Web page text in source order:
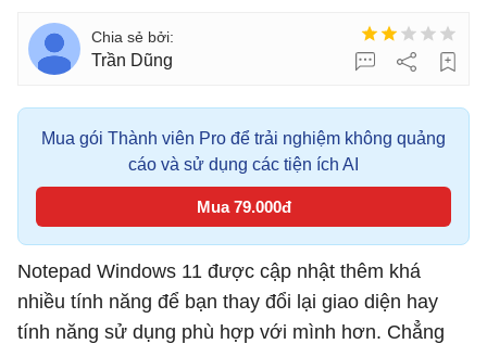
Trần Dũng
Mua gói Thành viên Pro để trải nghiệm không quảng
cáo và sử dụng các tiện ích AI
Mua 79.000đ
Notepad Windows 11 được cập nhật thêm khá
nhiều tính năng để bạn thay đổi lại giao diện hay
tính năng sử dụng phù hợp với mình hơn. Chẳng